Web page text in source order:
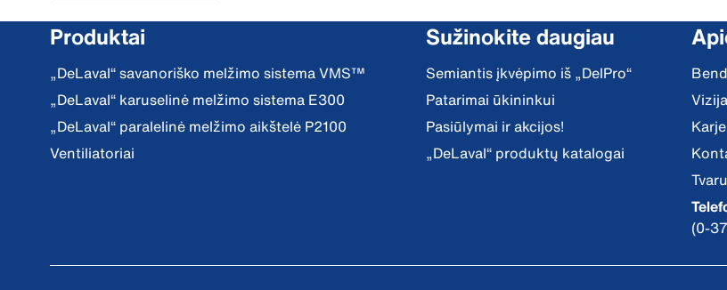
Produktai
„DeLaval“ savanoriško melžimo sistema VMS™
„DeLaval“ karuselinė melžimo sistema E300
„DeLaval“ paralelinė melžimo aikštelė P2100
Ventiliatoriai
Sužinokite daugiau
Semiantis įkvėpimo iš „DelPro“
Patarimai ūkininkui
Pasiūlymai ir akcijos!
„DeLaval“ produktų katalogai
(0-